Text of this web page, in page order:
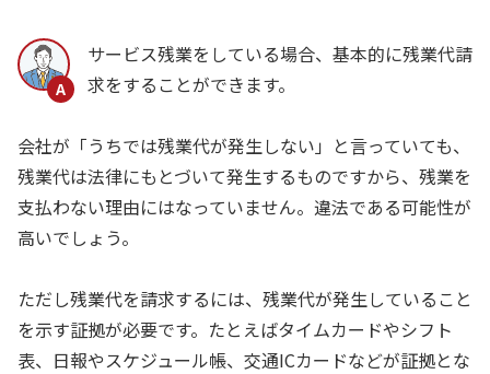
サービス残業をしている場合、基本的に残業代請
求をすることができます。
会社が「うちでは残業代が発生しない」と言っていても、
残業代は法律にもとづいて発生するものですから、残業を
支払わない理由にはなっていません。違法である可能性が
高いでしょう。
ただし残業代を請求するには、残業代が発生していること
を示す証拠が必要です。たとえばタイムカードやシフト
表、日報やスケジュール帳、交通ICカードなどが証拠とな